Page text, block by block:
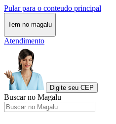
Pular para o conteudo principal
Tem no magalu
Atendimento
Digite seu CEP
Buscar no Magalu